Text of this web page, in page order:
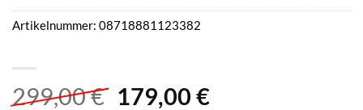
299,00€ Ursprünglicher
179,00 €Aktueller
Artikelnummer: 08718881123382